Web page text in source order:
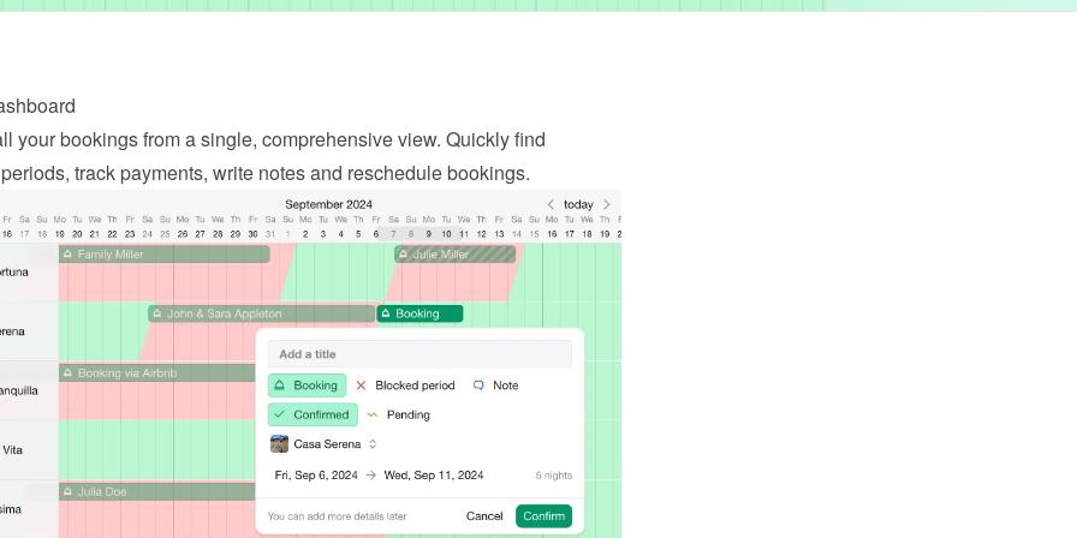
your bookings from a single, comprehensive view. Quickly find
track payments, write notes and reschedule bookings.